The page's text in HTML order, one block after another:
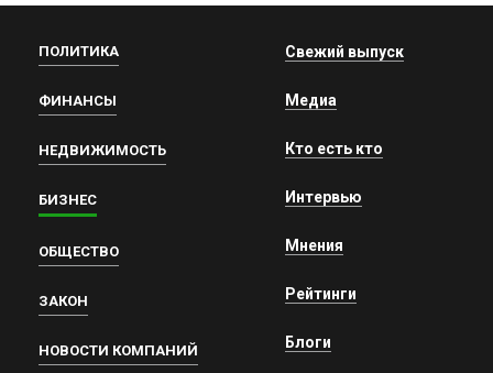
ПОЛИТИКА
ФИНАНСЫ
НЕДВИЖИМОСТЬ
БИЗНЕС
ОБЩЕСТВО
ЗАКОН
НОВОСТИ КОМПАНИЙ
Свежий выпуск
Медиа
Кто есть кто
Интервью
Мнения
Рейтинги
Блоги